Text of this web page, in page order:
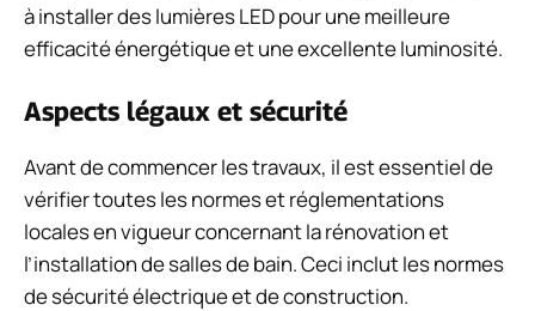
à installer des lumières LED pour une meilleure
efficacité énergétique et une excellente luminosité.
Aspects légaux et sécurité
Avant de commencer les travaux, il est essentiel de
vérifier toutes les normes et réglementations
locales en vigueur concernant la rénovation et
l’installation de salles de bain. Ceci inclut les normes
de sécurité électrique et de construction.